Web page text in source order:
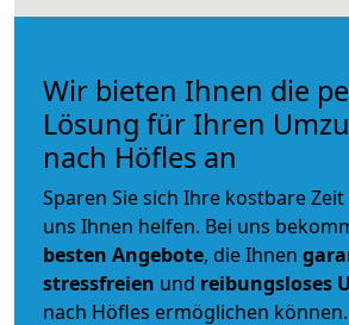
Wir bieten Ihnen die
Lösung für Ihren
nach Höfles an
Sparen Sie sich Ihre kostbare
uns Ihnen helfen. Bei uns
besten Angebote, die Ihnen
stressfreien und reibungsloses
nach Höfles ermöglichen können.